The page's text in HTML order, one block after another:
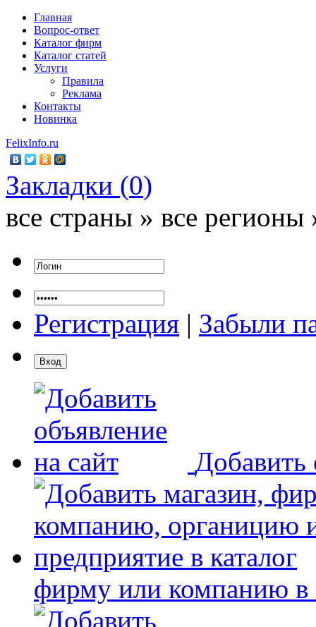
Главная
Вопрос-ответ
Каталог фирм
Каталог статей
Услуги
Правила
Реклама
Контакты
Новинка
FelixInfo.ru
Закладки (0)
все страны » все регионы
Регистрация | Забыли
Добавить
фирму или компанию в